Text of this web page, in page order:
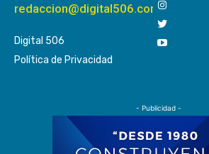
redaccion@digital506.com
Digital 506
Política de Privacidad
- Publicidad -